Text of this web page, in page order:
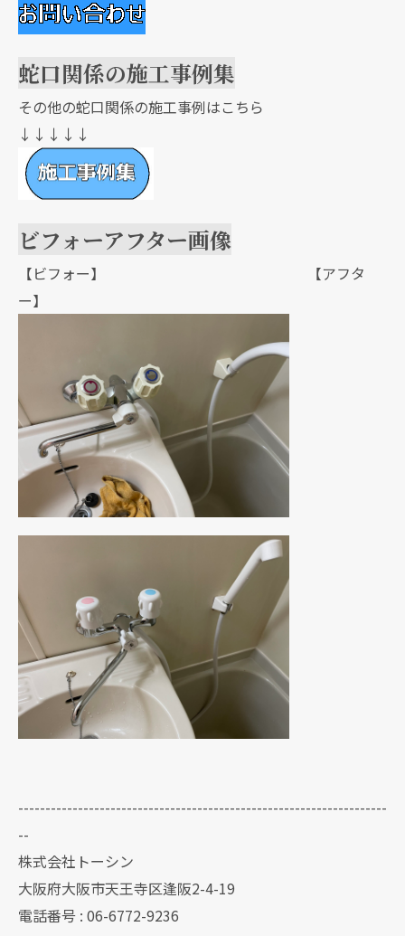
蛇口関係の施工事例集
その他の蛇口関係の施工事例はこちら
↓↓↓↓↓
ビフォーアフター画像
【ビフォー】 【アフタ
ー】
--------------------------------------------------------------------
--
株式会社トーシン
大阪府大阪市天王寺区逢阪2-4-19
電話番号 : 06-6772-9236